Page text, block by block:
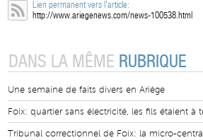
Lien permanent vers l'article:
http://www.ariegenews.com/news-100538.html
DANS LA MÊME RUBRIQUE
Une semaine de faits divers en Ariège
Foix: quartier sans électricité, les fils étaient à
Tribunal correctionnel de Foix: la micro-